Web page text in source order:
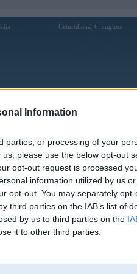
Information
parties, or processing of your
please use the below opt-out
opt-out request is processed
information utilized by us
opt-out. You may separately
third parties on the IAB’s list of
by us to third parties on the
it to other third parties.
Ceturtdiena, 6. augusts
Lietotāji
Pēdējo reizi manīts: 29. Jul 2020, 10:36
imisss
Jēkabpils
Bizness
578